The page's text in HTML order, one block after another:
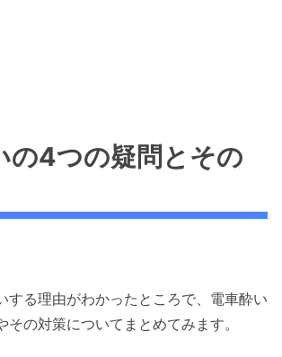
の4つの疑問とその
する理由がわかったところで、電車酔い
その対策についてまとめてみます。